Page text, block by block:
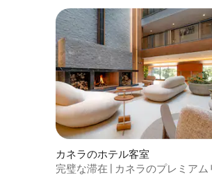
カネラのホテル客室
完璧な滞在 | カネラのプレミアム